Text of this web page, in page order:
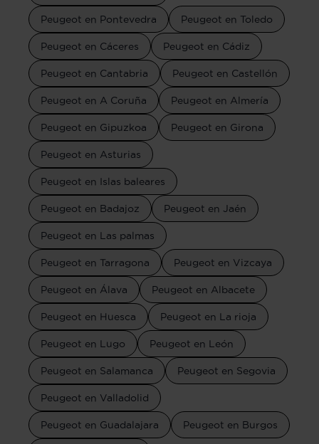
Peugeot en Pontevedra Peugeot en Toledo
Peugeot en Cáceres Peugeot en Cádiz
Peugeot en Cantabria Peugeot en Castellón
Peugeot en A Coruña Peugeot en Almería
Peugeot en Gipuzkoa Peugeot en Girona
Peugeot en Asturias
Peugeot en Islas baleares
Peugeot en Badajoz Peugeot en Jaén
Peugeot en Las palmas
Peugeot en Tarragona Peugeot en Vizcaya
Peugeot en Álava Peugeot en Albacete
Peugeot en Huesca Peugeot en La rioja
Peugeot en Lugo Peugeot en León
Peugeot en Salamanca Peugeot en Segovia
Peugeot en Valladolid
Peugeot en Guadalajara Peugeot en Burgos